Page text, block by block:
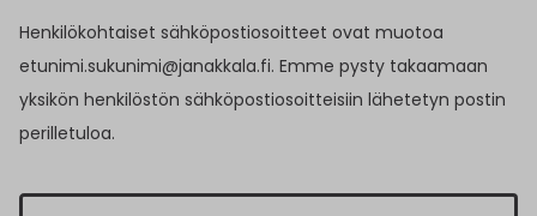
Henkilökohtaiset sähköpostiosoitteet ovat muotoa
etunimi.sukunimi@janakkala.fi. Emme pysty takaamaan
yksikön henkilöstön sähköpostiosoitteisiin lähetetyn postin
perilletuloa.